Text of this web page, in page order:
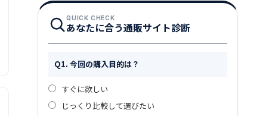
QUICK CHECK
あなたに合う通販サイト診断
Q1. 今回の購入目的は？
すぐに欲しい
じっくり比較して選びたい